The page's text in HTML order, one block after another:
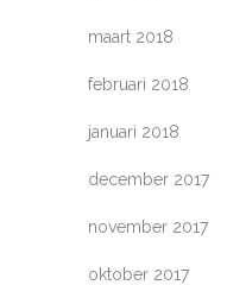
maart 2018
februari 2018
januari 2018
december 2017
november 2017
oktober 2017